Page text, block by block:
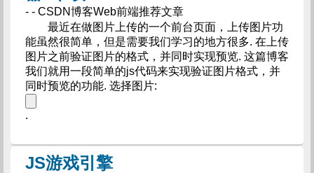
- - CSDN博客Web前端推荐文章
最近在做图片上传的一个前台页面，上传图片功
能虽然很简单，但是需要我们学习的地方很多. 在上传
图片之前验证图片的格式，并同时实现预览. 这篇博客
我们就用一段简单的js代码来实现验证图片格式，并
同时预览的功能. 选择图片:
.
JS游戏引擎